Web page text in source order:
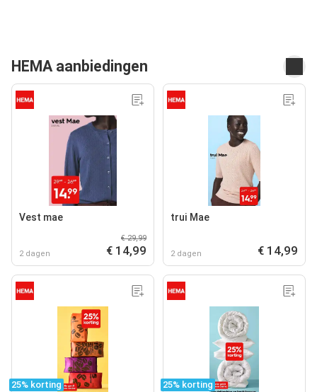
HEMA aanbiedingen
Vest mae
2 dagen
€ 29,99
€ 14,99
trui Mae
2 dagen € 14,99
25% korting 25% korting